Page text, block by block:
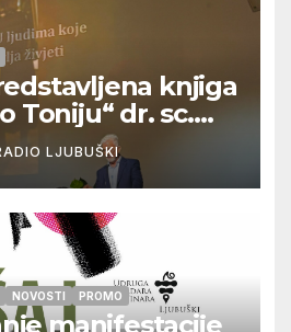
knjiga
Toniju“ dr. sc.
LJUBUŠKI
NOVOSTI PROMO
manifestacije